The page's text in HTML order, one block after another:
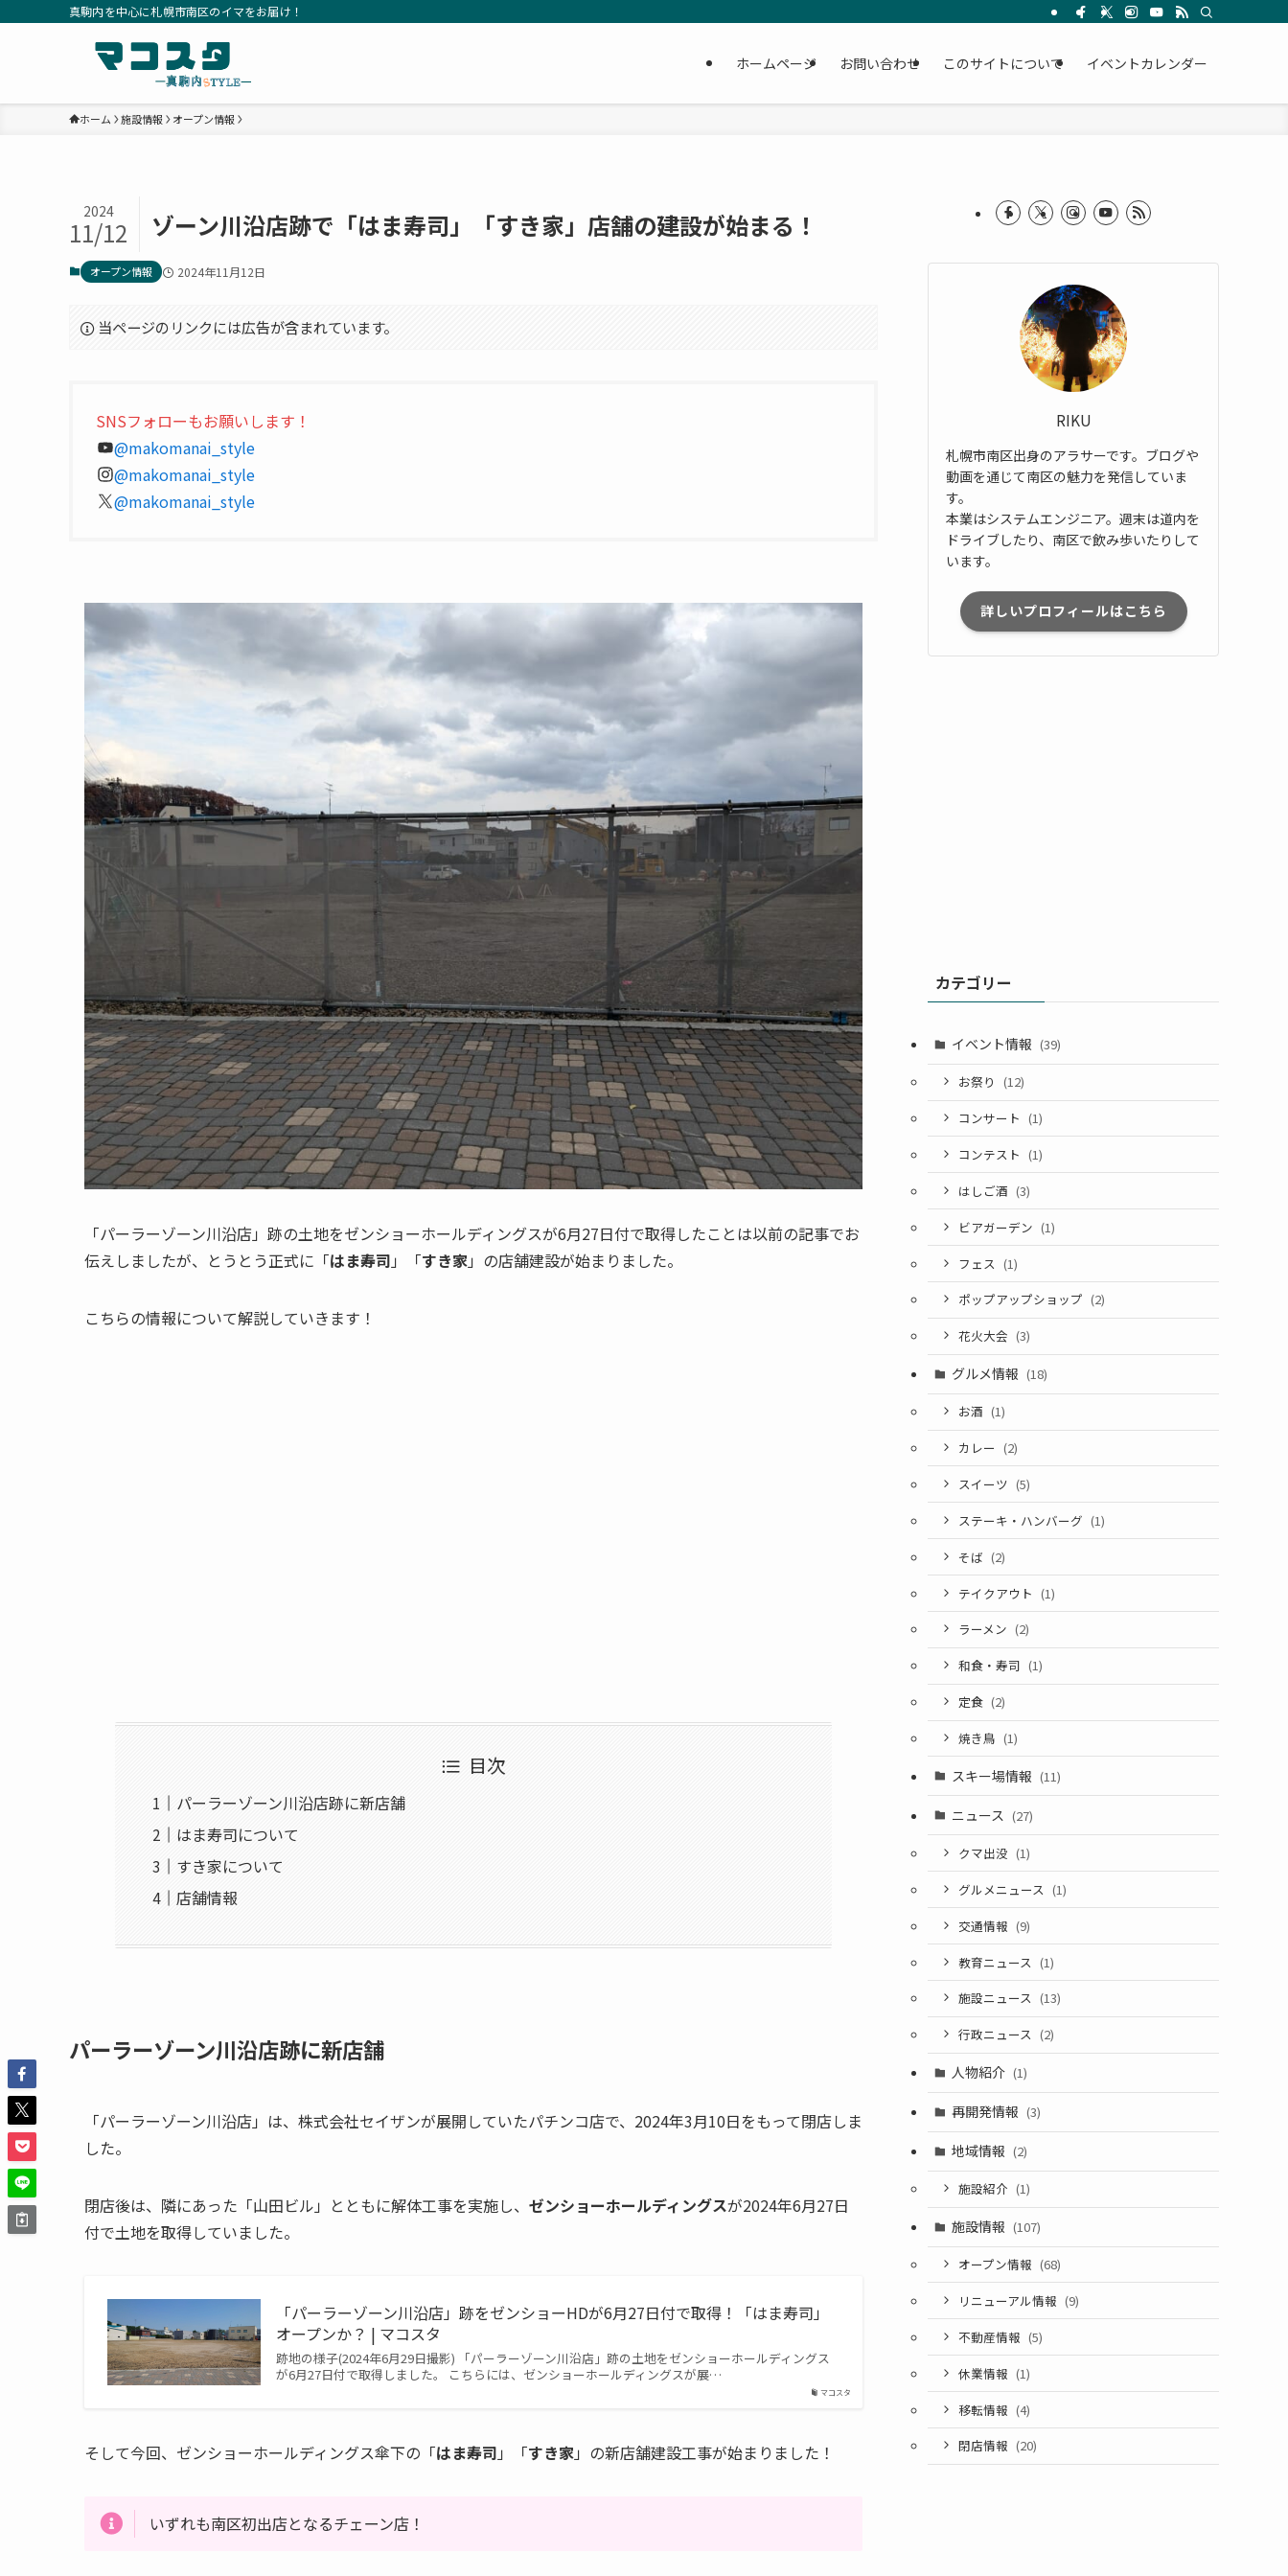
真駒内を中心に札幌市南区のイマをお届け！
ホームページ お問い合わせ このサイトについて イベントカレンダー
ホーム 施設情報 オープン情報
ゾーン川沿店跡で「はま寿司」「すき家」店舗の建設が始まる！
2024
11/12
オープン情報 2024年11月12日
当ページのリンクには広告が含まれています。
SNSフォローもお願いします！
@makomanai_style
@makomanai_style
@makomanai_style
「パーラーゾーン川沿店」跡の土地をゼンショーホールディングスが6月27日付で取得したことは以前の記事でお
伝えしましたが、とうとう正式に「はま寿司 」「すき家」の店舗建設が始まりました。
こちらの情報について解説していきます！
目次
パーラーゾーン川沿店跡に新店舗
はま寿司について
すき家について
店舗情報
パーラーゾーン川沿店跡に新店舗
「パーラーゾーン川沿店」は、株式会社セイザンが展開していたパチンコ店で、2024年3月10日をもって閉店しま
した。
閉店後は、隣にあった「山田ビル」とともに解体工事を実施し、 ゼンショーホールディングスが2024年6月27日
付で土地を取得していました。
マコスタ
「パーラーゾーン川沿店」跡をゼンショーHDが6月27日付で取得！「はま寿司」
オープンか？ | マコスタ
跡地の様子(2024年6月29日撮影) 「パーラーゾーン川沿店」跡の土地をゼンショーホールディングス
が6月27日付で取得しました。 こちらには、ゼンショーホールディングスが展…
そして今回、ゼンショーホールディングス傘下の「はま寿司 」「すき家」の新店舗建設工事が始まりました！
いずれも南区初出店となるチェーン店！
RIKU
札幌市南区出身のアラサーです。ブログや
動画を通じて南区の魅力を発信していま
す。
本業はシステムエンジニア。週末は道内を
ドライブしたり、南区で飲み歩いたりして
います。
詳しいプロフィールはこちら
カテゴリー
イベント情報 (39)
お祭り (12)
コンサート (1)
コンテスト (1)
はしご酒 (3)
ビアガーデン (1)
フェス (1)
ポップアップショップ (2)
花火大会 (3)
グルメ情報 (18)
お酒 (1)
カレー (2)
スイーツ (5)
ステーキ・ハンバーグ (1)
そば (2)
テイクアウト (1)
ラーメン (2)
和食・寿司 (1)
定食 (2)
焼き鳥 (1)
スキー場情報 (11)
ニュース (27)
クマ出没 (1)
グルメニュース (1)
交通情報 (9)
教育ニュース (1)
施設ニュース (13)
行政ニュース (2)
人物紹介 (1)
再開発情報 (3)
地域情報 (2)
施設紹介 (1)
施設情報 (107)
オープン情報 (68)
リニューアル情報 (9)
不動産情報 (5)
休業情報 (1)
移転情報 (4)
閉店情報 (20)